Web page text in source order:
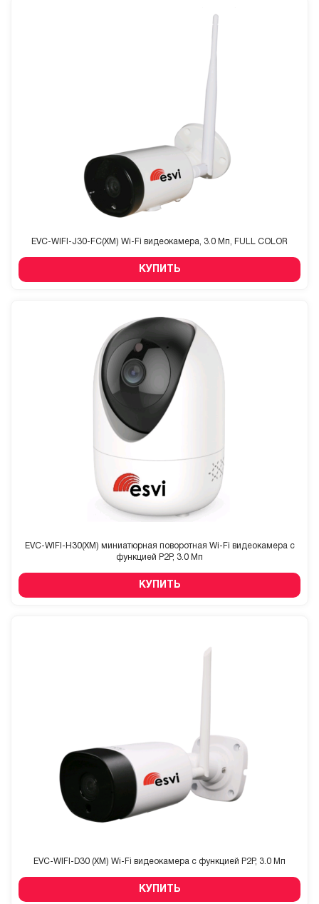
EVC-WIFI-J30-FC(XM) Wi-Fi видеокамера, 3.0 Мп, FULL COLOR
КУПИТЬ
EVC-WIFI-H30(XM) миниатюрная поворотная Wi-Fi видеокамера с
функцией P2P, 3.0 Мп
КУПИТЬ
EVC-WIFI-D30 (XM) Wi-Fi видеокамера с функцией P2P, 3.0 Мп
КУПИТЬ